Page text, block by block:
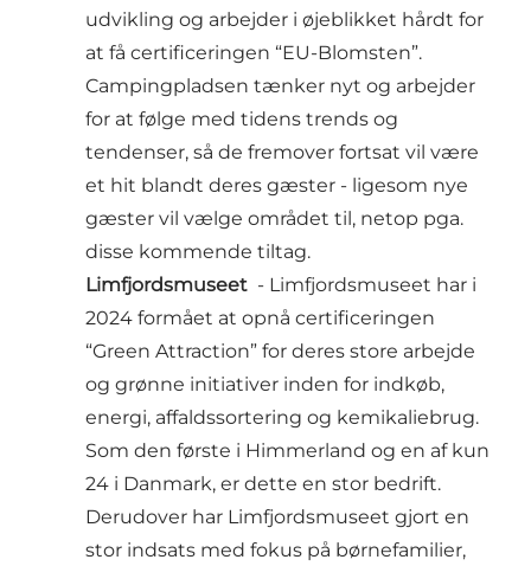
udvikling og arbejder i øjeblikket hårdt for
at få certificeringen “EU-Blomsten”.
Campingpladsen tænker nyt og arbejder
for at følge med tidens trends og
tendenser, så de fremover fortsat vil være
et hit blandt deres gæster - ligesom nye
gæster vil vælge området til, netop pga.
disse kommende tiltag.
Limfjordsmuseet - Limfjordsmuseet har i
2024 formået at opnå certificeringen
“Green Attraction” for deres store arbejde
og grønne initiativer inden for indkøb,
energi, affaldssortering og kemikaliebrug.
Som den første i Himmerland og en af kun
24 i Danmark, er dette en stor bedrift.
Derudover har Limfjordsmuseet gjort en
stor indsats med fokus på børnefamilier,